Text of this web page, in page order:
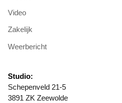
Video
Zakelijk
Weerbericht
Studio:
Schepenveld 21-5
3891 ZK Zeewolde